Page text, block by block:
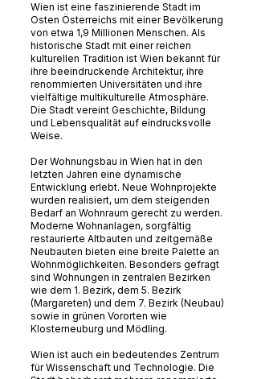
Wien ist eine faszinierende Stadt im
Osten Österreichs mit einer Bevölkerung
von etwa 1,9 Millionen Menschen. Als
historische Stadt mit einer reichen
kulturellen Tradition ist Wien bekannt für
ihre beeindruckende Architektur, ihre
renommierten Universitäten und ihre
vielfältige multikulturelle Atmosphäre.
Die Stadt vereint Geschichte, Bildung
und Lebensqualität auf eindrucksvolle
Weise.
Der Wohnungsbau in Wien hat in den
letzten Jahren eine dynamische
Entwicklung erlebt. Neue Wohnprojekte
wurden realisiert, um dem steigenden
Bedarf an Wohnraum gerecht zu werden.
Moderne Wohnanlagen, sorgfältig
restaurierte Altbauten und zeitgemäße
Neubauten bieten eine breite Palette an
Wohnmöglichkeiten. Besonders gefragt
sind Wohnungen in zentralen Bezirken
wie dem 1. Bezirk, dem 5. Bezirk
(Margareten) und dem 7. Bezirk (Neubau)
sowie in grünen Vororten wie
Klosterneuburg und Mödling.
Wien ist auch ein bedeutendes Zentrum
für Wissenschaft und Technologie. Die